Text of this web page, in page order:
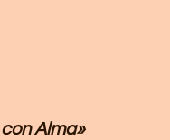
con Alma»